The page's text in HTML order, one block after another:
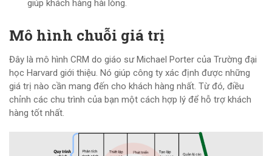
giúp khách hàng hài lòng.
Mô hình chuỗi giá trị
Đây là mô hình CRM do giáo sư Michael Porter của Trường đại
học Harvard giới thiệu. Nó giúp công ty xác định được những
giá trị nào cần mang đến cho khách hàng nhất. Từ đó, điều
chỉnh các chu trình của bạn một cách hợp lý để hỗ trợ khách
hàng tốt nhất.